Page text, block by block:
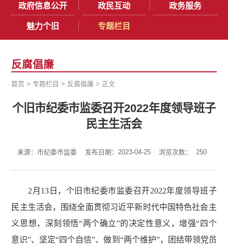
政府信息公开 政民互动 政务服务
魅力个旧 专题栏目
反腐倡廉
首页 >专题栏目 > 反腐倡廉 > 正文
个旧市纪委市监委召开2022年度领导班子
民主生活会
来源：市纪委市监委 发布日期：2023-04-25 浏览次数： 250
2月13日，个旧市纪委市监委召开2022年度领导班子
民主生活会，围绕全面贯彻习近平新时代中国特色社会主
义思想，深刻领悟“两个确立”的决定性意义，增强“四个
意识”、坚定“四个自信”、做到“两个维护”，团结带领党员